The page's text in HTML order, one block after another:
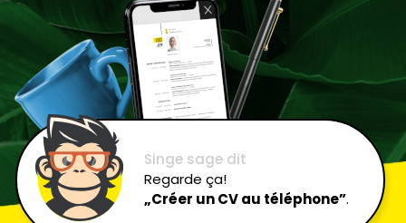
Singe sage dit
Regarde ça!
„Créer un CV au téléphone”.